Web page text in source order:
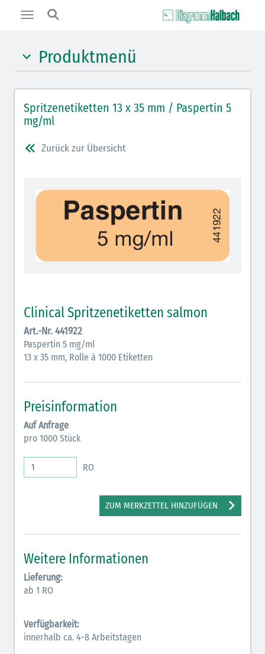
Toggle
Produktmenü
Benzodiazepine (orange)
Benzodiazepin-Antagonisten (orange schraffiert)
Muskelrelaxantien (weiß-rot): DIVI seit 2012
Opiate/Opioide (hellblau)
Opioid-Antagonisten (hellblau schraffiert)
Lokalanästhetika (grau)
schraffiert)
Anticholinergika (hellgrün)
Cholinergika (hellgrün schraffiert): DIVI 2012
Antiemetika (salmon)
Verschiedene Medikamente (weiß)
Antikoagulantien (hellgrau/weiß mit schwarzem
Rahmen)
Koagulantien (hellgrau/weiß schwarz schraffierterm
Bronchodilatatoren (blau-braun)
Inodilatatoren (rot-grün)
Antiarrhythmika (rot-blau)
Elektrolyte Kalium (grün-blau)
Spritzenetiketten 13 x 35 mm / Paspertin 5
mg/ml
Zurück zur Übersicht
Clinical Spritzenetiketten salmon
Art.-Nr. 441922
Paspertin 5 mg/ml
13 x 35 mm, Rolle à 1000 Etiketten
Preisinformation
Auf Anfrage
pro 1000 Stück
RO
ZUM MERKZETTEL HINZUFÜGEN
Weitere Informationen
Lieferung:
ab 1 RO
Verfügbarkeit:
innerhalb ca. 4-8 Arbeitstagen